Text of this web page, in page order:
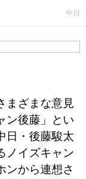
中日
まざまな意見
ン後藤」とい
日・後藤駿太
ノイズキャン
ンから連想さ